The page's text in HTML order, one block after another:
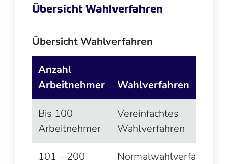
Übersicht Wahlverfahren
Übersicht Wahlverfahren
Anzahl
Arbeitnehmer
Wahlverfahren
Bis 100
Arbeitnehmer
Vereinfachtes
Wahlverfahren
101 – 200
Normalwahlverfahren,